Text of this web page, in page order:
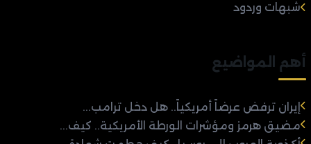
شبهات وردود
أهم المواضيع
إيران ترفض عرضاً أمريكياً.. هل دخل ترامب...
مضيق هرمز ومؤشرات الورطة الأمريكية.. كيف...